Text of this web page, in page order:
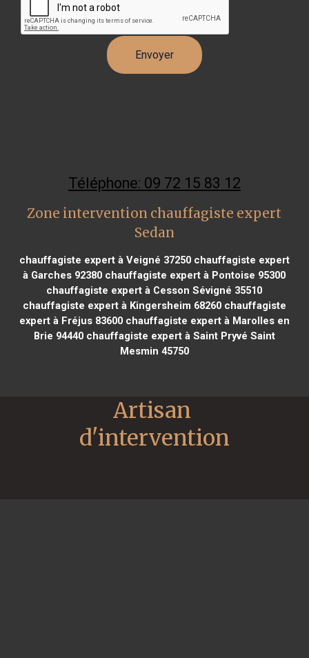
Téléphone: 09 72 15 83 12
Zone intervention chauffagiste expert
Sedan
chauffagiste expert à Veigné 37250chauffagiste expert
à Garches 92380 chauffagiste expert à Pontoise 95300
chauffagiste expert à Cesson Sévigné 35510
chauffagiste expert à Kingersheim 68260chauffagiste
expert à Fréjus 83600chauffagiste expert à Marolles en
Brie 94440chauffagiste expert à Saint Pryvé Saint
Mesmin 45750
Artisan
d'intervention